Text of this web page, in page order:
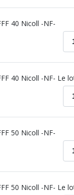
40 Nicoll -NF-
40 Nicoll -NF- Le
50 Nicoll -NF-
50 Nicoll -NF- Le